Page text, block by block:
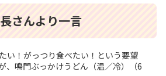
さんより一言
い！がっつり食べたい！という要望
、鳴門ぶっかけうどん（温／冷）（6